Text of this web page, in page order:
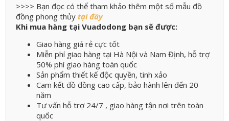
>>>> Bạn đọc có thể tham khảo thêm một số mẫu đồ
đồng phong thủy tại đây
Khi mua hàng tại Vuadodong bạn sẽ được:
Giao hàng giá rẻ cực tốt
Miễn phí giao hàng tại Hà Nội và Nam Định, hỗ trợ
50% phí giao hàng toàn quốc
Sản phẩm thiết kế độc quyền, tinh xảo
Cam kết đồ đồng cao cấp, bảo hành lên đến 20
năm
Tư vấn hỗ trợ 24/7 , giao hàng tận nơi trên toàn
quốc